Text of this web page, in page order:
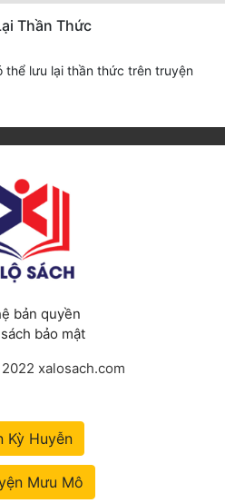
Thần Thức
thể lưu lại thần thức trên truyện
bản quyền
bảo mật
xalosach.com
Kỳ Huyễn
Mưu Mô